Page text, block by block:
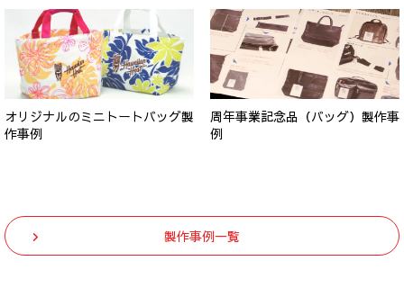
オリジナルのミニトートバッグ製
作事例
周年事業記念品（バッグ）製作事
例
製作事例一覧